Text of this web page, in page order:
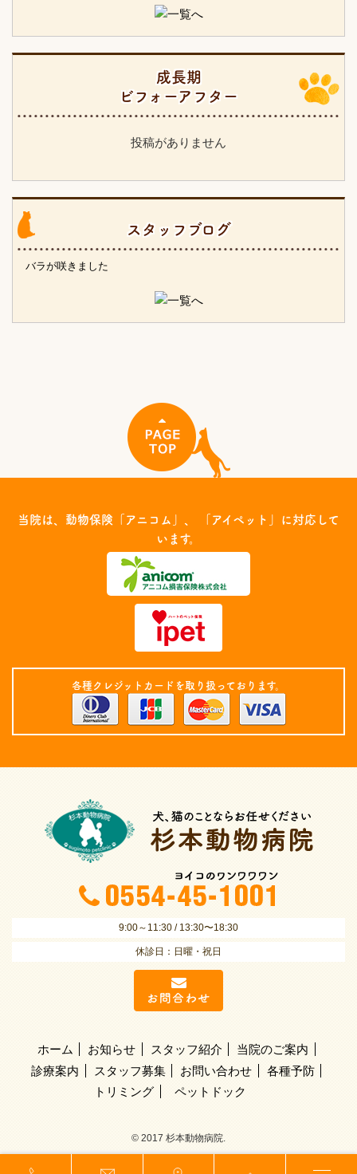
成長期
ビフォーアフター
投稿がありません
スタッフブログ
バラが咲きました
当院は、動物保険「アニコム」、 「アイペット」に対応して
います。
各種クレジットカードを取り扱っております。
9:00～11:30 / 13:30〜18:30
休診日：日曜・祝日
ホーム お知らせ スタッフ紹介
当院のご案内
診療案内
スタッフ募集 お問い合わせ
各種予防
トリミング
ペットドック
© 2017 杉本動物病院.